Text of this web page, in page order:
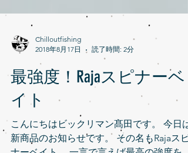
2018年8月17日
読了時間: 2分
最強度！Rajaスピナーベ
イト
こんにちはビックリマン髙田です。 今日は